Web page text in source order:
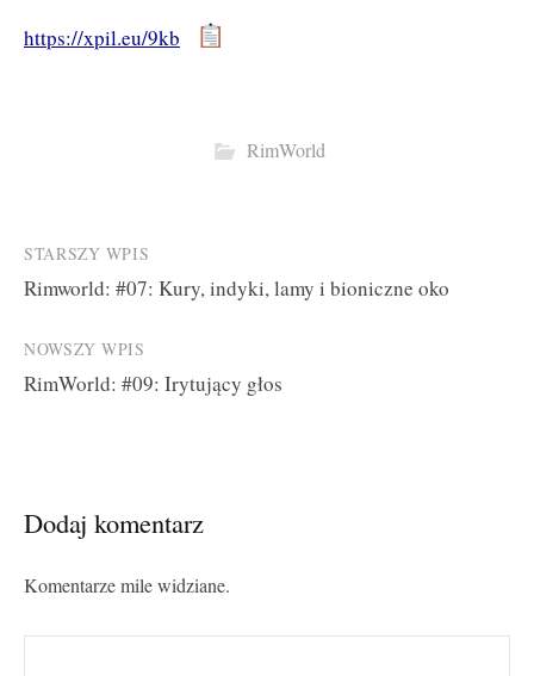
https://xpil.eu/9kb
RimWorld
Post
navigation
STARSZY WPIS
Rimworld: #07: Kury, indyki, lamy i bioniczne oko
NOWSZY WPIS
RimWorld: #09: Irytujący głos
Dodaj komentarz
Komentarze mile widziane.